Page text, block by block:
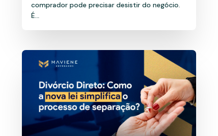
comprador pode precisar desistir do negócio.
É...